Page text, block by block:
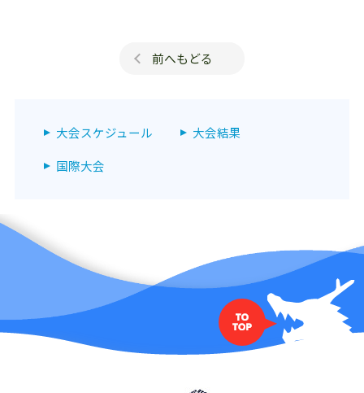
前へもどる
大会スケジュール
大会結果
国際大会